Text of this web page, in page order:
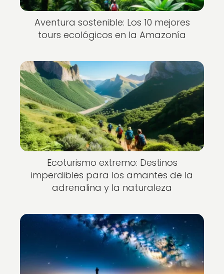
Aventura sostenible: Los 10 mejores
tours ecológicos en la Amazonía
Ecoturismo extremo: Destinos
imperdibles para los amantes de la
adrenalina y la naturaleza